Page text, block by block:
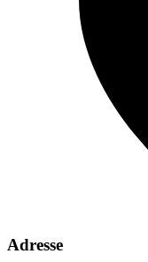
Adresse